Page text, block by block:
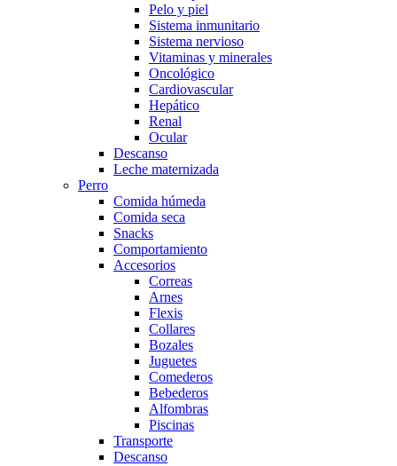
Pelo y piel
Sistema inmunitario
Sistema nervioso
Vitaminas y minerales
Oncológico
Cardiovascular
Hepático
Renal
Ocular
Descanso
Leche maternizada
Perro
Comida húmeda
Comida seca
Snacks
Comportamiento
Accesorios
Correas
Arnes
Flexis
Collares
Bozales
Juguetes
Comederos
Bebederos
Alfombras
Piscinas
Transporte
Descanso